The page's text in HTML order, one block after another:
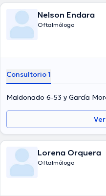
Nelson Endara
Oftalmólogo
Consultorio 1
Maldonado 6-53 y García
Lorena Orquera
Oftalmólogo